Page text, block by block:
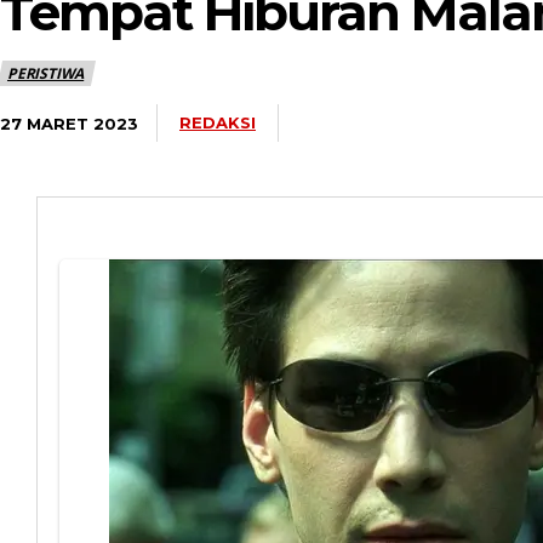
PERISTIWA
27 MARET 2023 REDAKSI